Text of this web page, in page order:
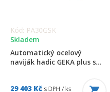
Kód: PA30GSK
Skladem
Automatický ocelový
naviják hadic GEKA plus s...
29 403 Kč s DPH / ks